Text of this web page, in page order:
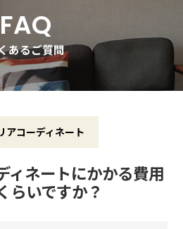
FAQ
あるご質問
アコーディネート
ィネートにかかる費用
らいですか？